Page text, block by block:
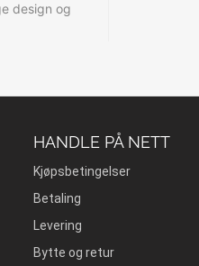
design og
HANDLE PÅ NETT
Kjøpsbetingelser
Betaling
Levering
Bytte og retur